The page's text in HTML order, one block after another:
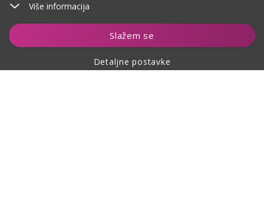
Više informacija
Slažem se
Detaljne postavke
Dodaj u košaricu